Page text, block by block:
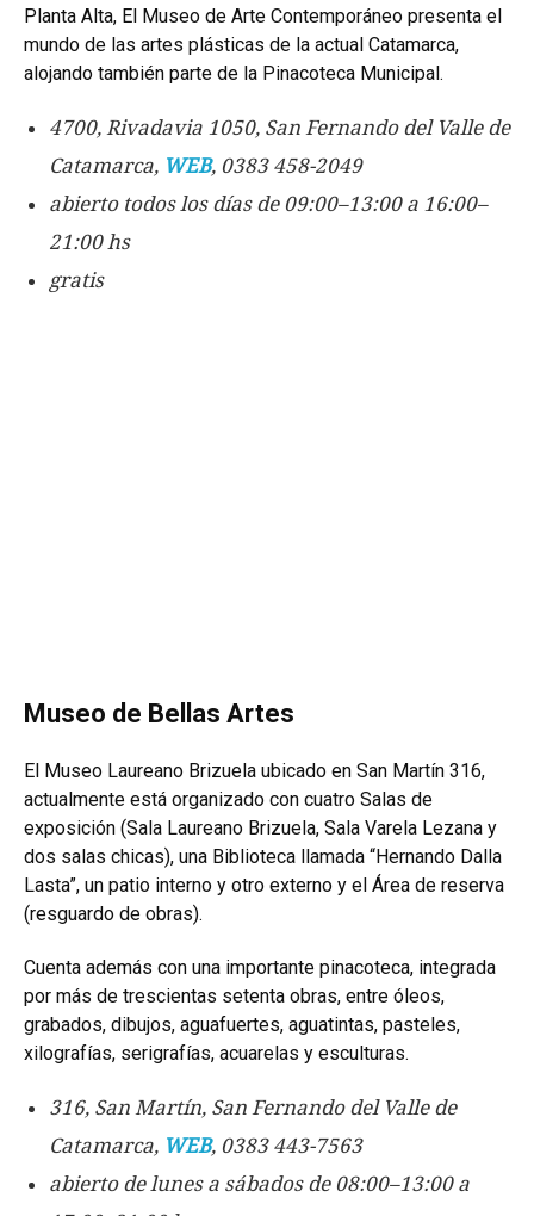
Planta Alta, El Museo de Arte Contemporáneo presenta el
mundo de las artes plásticas de la actual Catamarca,
alojando también parte de la Pinacoteca Municipal.
4700, Rivadavia 1050, San Fernando del Valle de
Catamarca, WEB, 0383 458-2049
abierto todos los días de 09:00–13:00 a 16:00–
21:00 hs
gratis
Museo de Bellas Artes
El Museo Laureano Brizuela ubicado en San Martín 316,
actualmente está organizado con cuatro Salas de
exposición (Sala Laureano Brizuela, Sala Varela Lezana y
dos salas chicas), una Biblioteca llamada “Hernando Dalla
Lasta”, un patio interno y otro externo y el Área de reserva
(resguardo de obras).
Cuenta además con una importante pinacoteca, integrada
por más de trescientas setenta obras, entre óleos,
grabados, dibujos, aguafuertes, aguatintas, pasteles,
xilografías, serigrafías, acuarelas y esculturas.
316, San Martín, San Fernando del Valle de
Catamarca, WEB, 0383 443-7563
abierto de lunes a sábados de 08:00–13:00 a